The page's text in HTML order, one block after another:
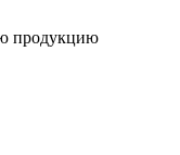
продукцию